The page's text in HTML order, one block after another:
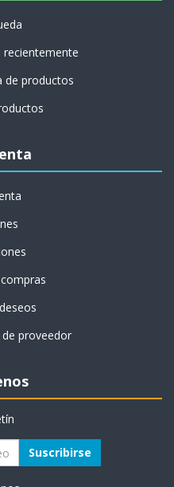
de productos
proveedor
Suscribirse